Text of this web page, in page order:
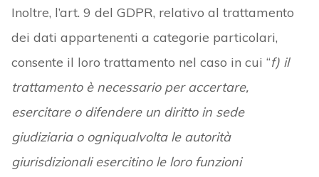
Inoltre, l’art. 9 del GDPR, relativo al trattamento
dei dati appartenenti a categorie particolari,
consente il loro trattamento nel caso in cui “f) il
trattamento è necessario per accertare,
esercitare o difendere un diritto in sede
giudiziaria o ogniqualvolta le autorità
giurisdizionali esercitino le loro funzioni